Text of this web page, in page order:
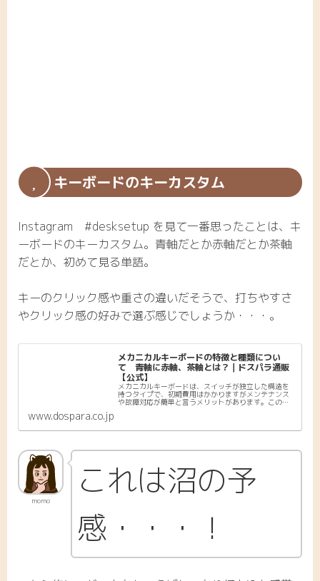
キーボードのキーカスタム
Instagram #desksetup を見て一番思ったことは、キ
ーボードのキーカスタム。青軸だとか赤軸だとか茶軸
だとか、初めて見る単語。
キーのクリック感や重さの違いだそうで、打ちやすさ
やクリック感の好みで選ぶ感じでしょうか・・・。
メカニカルキーボードの特徴と種類につい
て 青軸に赤軸、茶軸とは？｜ドスパラ通販
【公式】
メカニカルキーボードは、スイッチが独立した構造を
持つタイプで、初期費用はかかりますがメンテナンス
や故障対応が簡単と言うメリットがあります。この記
www.dospara.co.jp
momo
これは沼の予
感・・・！